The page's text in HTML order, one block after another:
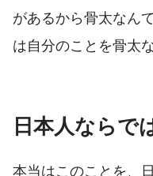
があるから骨太なん
は自分のことを骨太
日本人ならで
本当はこのことを、